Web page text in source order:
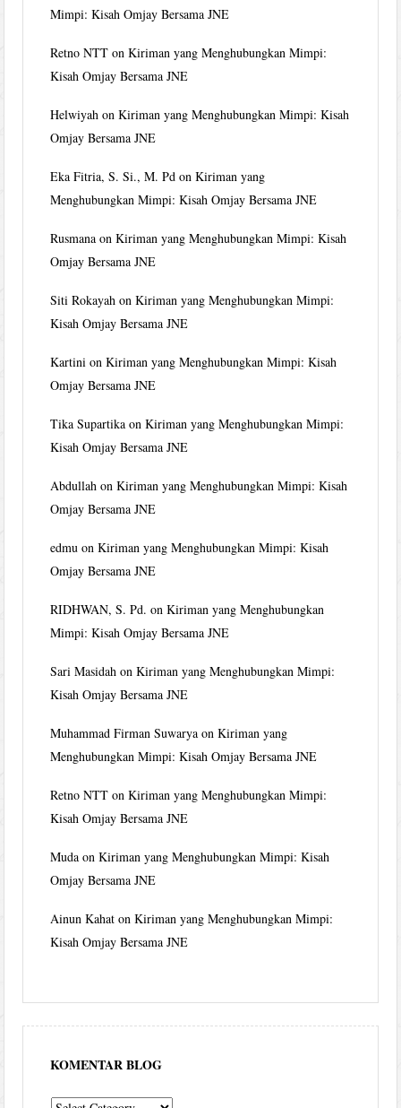
Mimpi: Kisah Omjay Bersama JNE
Retno NTT onKiriman yang Menghubungkan Mimpi:
Kisah Omjay Bersama JNE
Helwiyah onKiriman yang Menghubungkan Mimpi: Kisah
Omjay Bersama JNE
Eka Fitria, S. Si., M. Pd onKiriman yang
Menghubungkan Mimpi: Kisah Omjay Bersama JNE
Rusmana onKiriman yang Menghubungkan Mimpi: Kisah
Omjay Bersama JNE
Siti Rokayah onKiriman yang Menghubungkan Mimpi:
Kisah Omjay Bersama JNE
Kartini onKiriman yang Menghubungkan Mimpi: Kisah
Omjay Bersama JNE
Tika Supartika onKiriman yang Menghubungkan Mimpi:
Kisah Omjay Bersama JNE
Abdullah onKiriman yang Menghubungkan Mimpi: Kisah
Omjay Bersama JNE
edmu onKiriman yang Menghubungkan Mimpi: Kisah
Omjay Bersama JNE
RIDHWAN, S. Pd. onKiriman yang Menghubungkan
Mimpi: Kisah Omjay Bersama JNE
Sari Masidah onKiriman yang Menghubungkan Mimpi:
Kisah Omjay Bersama JNE
Muhammad Firman Suwarya onKiriman yang
Menghubungkan Mimpi: Kisah Omjay Bersama JNE
Retno NTT onKiriman yang Menghubungkan Mimpi:
Kisah Omjay Bersama JNE
Muda onKiriman yang Menghubungkan Mimpi: Kisah
Omjay Bersama JNE
Ainun Kahat onKiriman yang Menghubungkan Mimpi:
Kisah Omjay Bersama JNE
KOMENTAR BLOG